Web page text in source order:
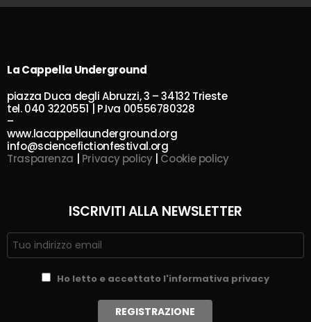
La Cappella Underground
piazza Duca degli Abruzzi, 3 – 34132 Trieste
tel. 040 3220551 | P.Iva 00556780328
–
www.lacappellaunderground.org
info@sciencefictionfestival.org
Trasparenza
Privacy policy| Cookie policy
ISCRIVITI ALLA NEWSLETTER
Ho letto e accettato l'informativa privacy